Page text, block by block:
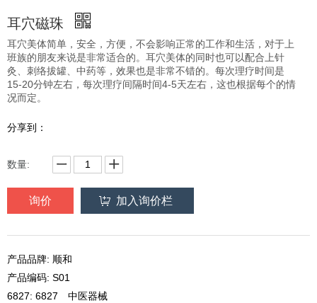
耳穴磁珠
耳穴美体简单，安全，方便，不会影响正常的工作和生活，对于上
班族的朋友来说是非常适合的。耳穴美体的同时也可以配合上针
灸、刺络拔罐、中药等，效果也是非常不错的。每次理疗时间是
15-20分钟左右，每次理疗间隔时间4-5天左右，这也根据每个的情
况而定。
分享到：
数量:
询价 加入询价栏
产品品牌: 顺和
产品编码: S01
6827: 6827 中医器械